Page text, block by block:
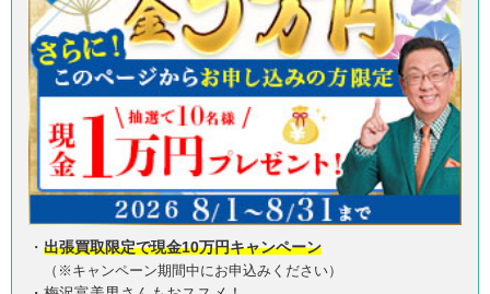
・ 出張買取限定で現金10万円キャンペーン
（※キャンペーン期間中にお申込みください）